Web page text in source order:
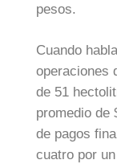
pesos.
Cuando
operaciones
de 51
promedio de
de pagos
cuatro por